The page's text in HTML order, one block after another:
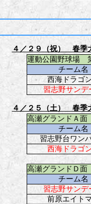
各
４／２９（祝） 春季
運動公園野球場
チーム名
西海ドラゴ
習志野サンデ
４／２５（土） 春季
高瀬グランドＡ
チーム名
習志野台ワン
西海ドラゴ
高瀬グランドＤ
チーム名
習志野サンデ
前原エイト